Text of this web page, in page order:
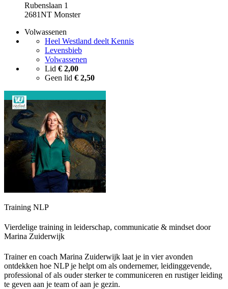
Rubenslaan 1
2681NT Monster
Volwassenen
Heel Westland deelt Kennis
Levensbieb
Volwassenen
Lid € 2,00
Geen lid € 2,50
Training NLP
Vierdelige training in leiderschap, communicatie & mindset door
Marina Zuiderwijk
Trainer en coach Marina Zuiderwijk laat je in vier avonden
ontdekken hoe NLP je helpt om als ondernemer, leidinggevende,
professional of als ouder sterker te communiceren en rustiger leiding
te geven aan je team of aan je gezin.